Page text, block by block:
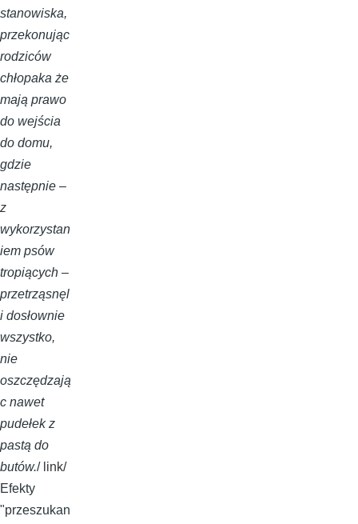
stanowiska,
przekonując
rodziców
chłopaka że
mają prawo
do wejścia
do domu,
gdzie
następnie –
z
wykorzystan
iem psów
tropiących –
przetrząsnęl
i dosłownie
wszystko,
nie
oszczędzają
c nawet
pudełek z
pastą do
butów./ link/
Efekty
"przeszukan